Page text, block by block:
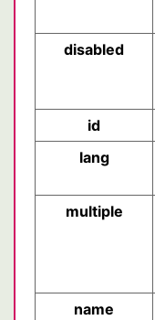
disabled
id
lang
multiple
name